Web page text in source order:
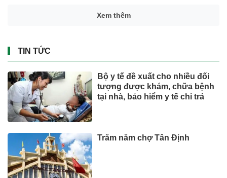
Xem thêm
TIN TỨC
Bộ y tế đề xuất cho nhiều đối
tượng được khám, chữa bệnh
tại nhà, bảo hiểm y tế chi trả
Trăm năm chợ Tân Định